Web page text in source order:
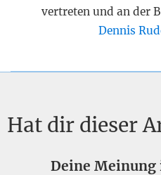
vertreten und an der
Dennis
Hat dir dieser
Deine